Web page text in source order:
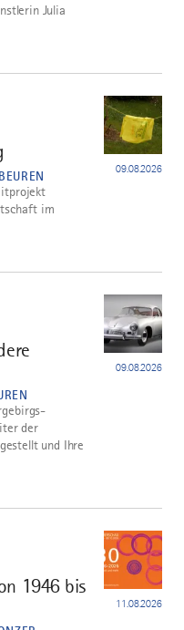
Julia
09.08.2026
im
09.08.2026
der
und Ihre
1946 bis
11.08.2026